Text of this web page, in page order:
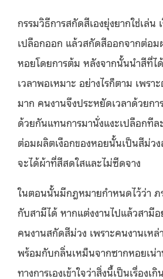
กรรมวิธีการสกัดสีเองยุ่งยากใช่เล่น
เปลือกออก แล้วสกัดสีออกจากต่อม
หอยโดยการต้ม หลังจากนั้นนำสีที่ไ
เวลาพอเหมาะ อย่างไรก็ตาม เพรา
มาก คนงานจึงประหยัดเวลาด้วยก
ด้วยกันแทนการมานั่งแงะเปลือกที
ต่อมผลิตเงือกของหอยนั้นเป็นสีม่ว
จะได้ผ้าที่สีสดใสและไม่ซีดจาง
ในตอนนั้นมีกฎหมายกำหนดไว้ว่า ภ
กับสามีได้ หากแต่งงานไปแล้วสามีอ
คนงานสกัดสีม่วง เพราะคนงานเห
พร้อมกับกลิ่นเหม็นจากซากหอยเน่
ทางการเองเข้าใจว่าสิ่งนี้เป็นเรื่องเ